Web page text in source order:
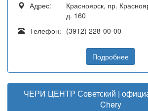
Адрес:
Красноярск, пр.
д. 160
Телефон: (3912) 228-00-00
Подробнее
ЧЕРИ ЦЕНТР Советский |
Chery